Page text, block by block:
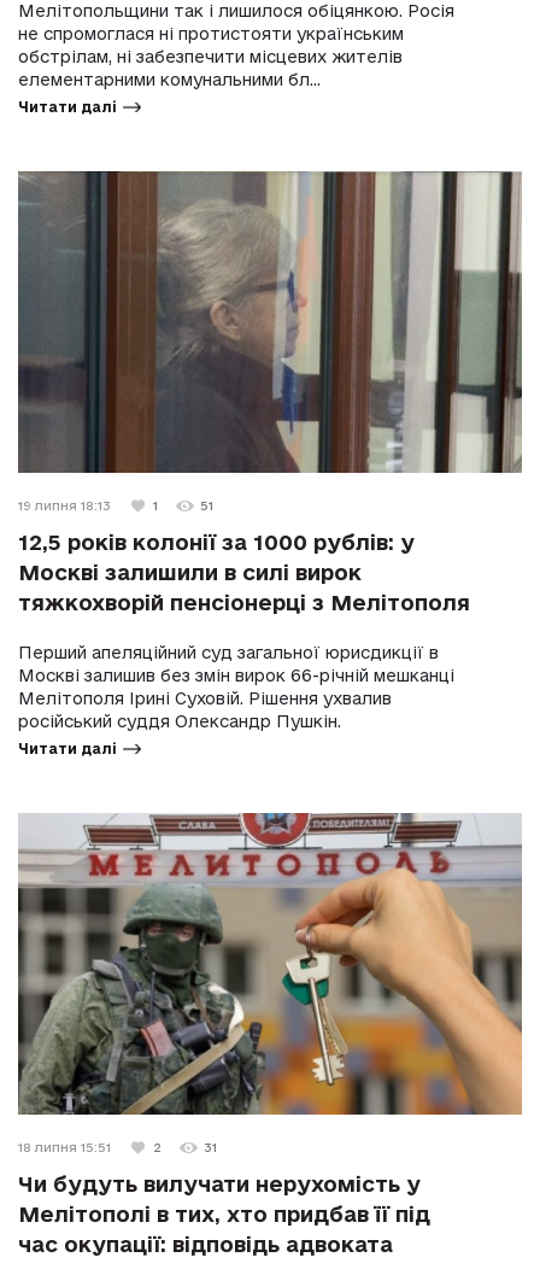
Мелітопольщини так і лишилося обіцянкою. Росія
не спромоглася ні протистояти українським
обстрілам, ні забезпечити місцевих жителів
елементарними комунальними бл...
Читати далі
19 липня 18:13 1 51
12,5 років колонії за 1000 рублів: у
Москві залишили в силі вирок
тяжкохворій пенсіонерці з Мелітополя
Перший апеляційний суд загальної юрисдикції в
Москві залишив без змін вирок 66-річній мешканці
Мелітополя Ірині Суховій. Рішення ухвалив
російський суддя Олександр Пушкін.
Читати далі
18 липня 15:51 2 31
Чи будуть вилучати нерухомість у
Мелітополі в тих, хто придбав її під
час окупації: відповідь адвоката